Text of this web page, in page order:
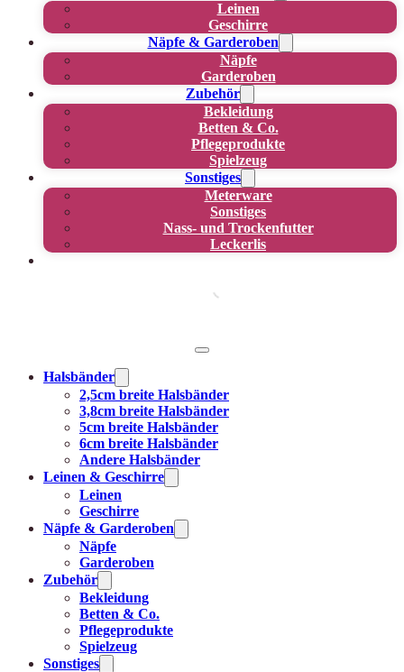
Leinen
Geschirre
Näpfe & Garderoben
Näpfe
Garderoben
Zubehör
Bekleidung
Betten & Co.
Pflegeprodukte
Spielzeug
Sonstiges
Meterware
Sonstiges
Nass- und Trockenfutter
Leckerlis
Halsbänder
2,5cm breite Halsbänder
3,8cm breite Halsbänder
5cm breite Halsbänder
6cm breite Halsbänder
Andere Halsbänder
Leinen & Geschirre
Leinen
Geschirre
Näpfe & Garderoben
Näpfe
Garderoben
Zubehör
Bekleidung
Betten & Co.
Pflegeprodukte
Spielzeug
Sonstiges